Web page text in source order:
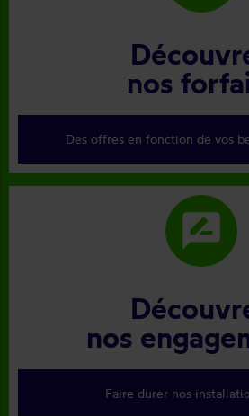
nos
Des offres en fonction de vos
rate_review
nos
Faire durer nos